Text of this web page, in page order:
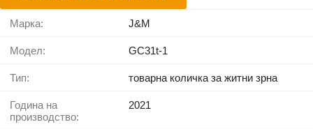
Марка: J&M
Модел: GC31t-1
Тип: товарна количка за житни зрна
Година на
производство:
2021